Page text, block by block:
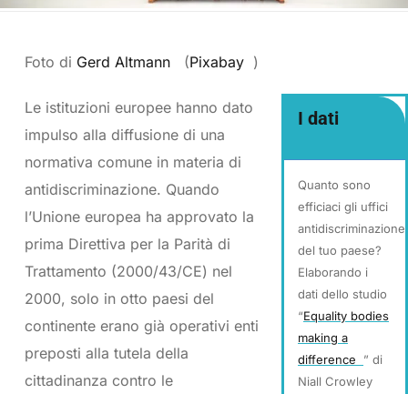
Foto di Gerd Altmann (Pixabay )
I dati
Quanto sono
efficiaci gli uffici
antidiscriminazione
del tuo paese?
Elaborando i
dati dello studio
“Equality bodies
making a
difference
” di
Niall Crowley
Le istituzioni europee hanno dato
impulso alla diffusione di una
normativa comune in materia di
antidiscriminazione. Quando
l’Unione europea ha approvato la
prima Direttiva per la Parità di
Trattamento (2000/43/CE) nel
2000, solo in otto paesi del
continente erano già operativi enti
preposti alla tutela della
cittadinanza contro le